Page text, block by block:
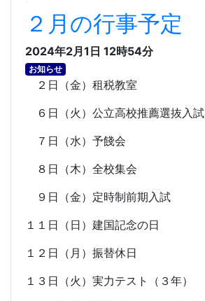
２月の行事予定
2024年2月1日 12時54分
お知らせ
２日（金）租税教室
６日（火）公立高校推薦選抜入試
７日（水）予餞会
８日（木）全校集会
９日（金）定時制前期入試
１１日（日）建国記念の日
１２日（月）振替休日
１３日（火）実力テスト（３年）